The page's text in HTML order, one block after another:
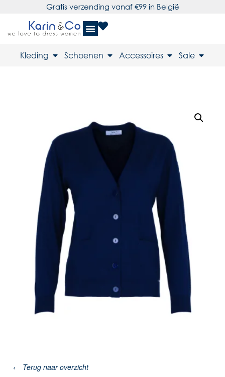
Gratis verzending vanaf €99 in België
Kleding Schoenen Accessoires Sale
‹ Terug naar overzicht